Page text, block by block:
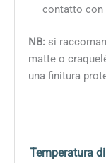
contatto con
NB: si
matte o
una finitura
Temperatura